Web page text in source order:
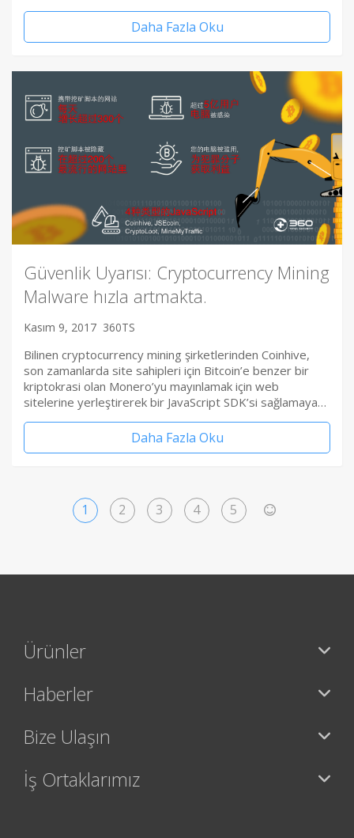
Daha Fazla Oku
Güvenlik Uyarısı: Cryptocurrency Mining
Malware hızla artmakta.
Kasım 9, 2017 360TS
Bilinen cryptocurrency mining şirketlerinden Coinhive,
son zamanlarda site sahipleri için Bitcoin’e benzer bir
kriptokrasi olan Monero’yu mayınlamak için web
sitelerine yerleştirerek bir JavaScript SDK’si sağlamaya…
Daha Fazla Oku
1 2 3 4 5
Ürünler
Haberler
Bize Ulaşın
İş Ortaklarımız